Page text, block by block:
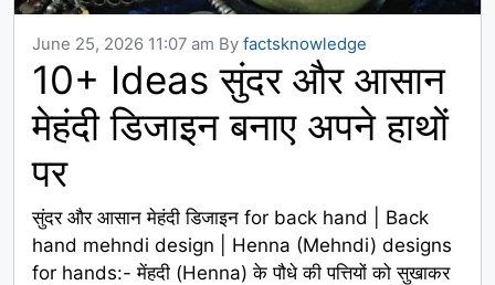
June 25, 2026 11:07 am By factsknowledge
10+ Ideas सुंदर और आसान
मेहंदी डिजाइन बनाए अपने हाथों
पर
सुंदर और आसान मेहंदी डिजाइन for back hand | Back
hand mehndi design | Henna (Mehndi) designs
for hands:- मेंहदी (Henna) के पौधे की पत्तियों को सुखाकर